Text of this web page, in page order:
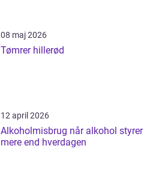
08 maj 2026
Tømrer hillerød
12 april 2026
Alkoholmisbrug når alkohol styrer
mere end hverdagen